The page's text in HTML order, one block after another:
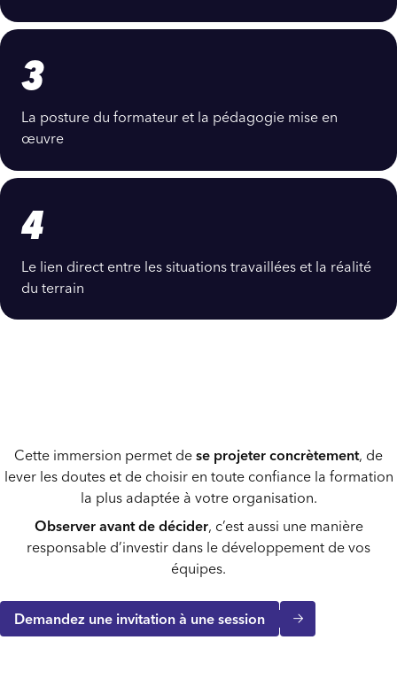
3
La posture du formateur et la pédagogie mise en
œuvre
4
Le lien direct entre les situations travaillées et la réalité
du terrain
Cette immersion permet de se projeter concrètement, de
lever les doutes et de choisir en toute confiance la formation
la plus adaptée à votre organisation.
Observer avant de décider, c’est aussi une manière
responsable d’investir dans le développement de vos
équipes.
Demandez une invitation à une session